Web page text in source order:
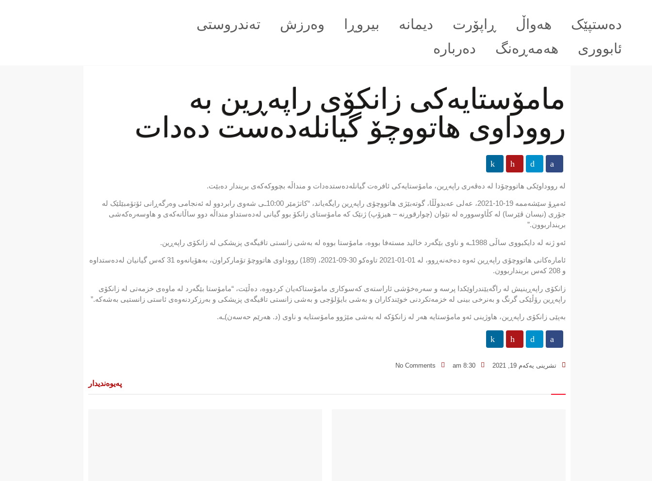
دەستپێک هەواڵ ڕاپۆرت دیمانە بیروڕا وەرزش
تەندروستی
ئابووری
هەمەڕەنگ دەربارە
مامۆستایەکی زانکۆی راپەڕین بە
رووداوی هاتووچۆ گیانلەدەست دەدات
لە رووداوێکی هاتووچۆدا لە دەڤەری راپەڕین، مامۆستایەکی ئافرەت گیانلەدەستدەدات و منداڵە بچووکەکەی بریندار دەبێت.
ئەمڕۆ سێشەممە 19-10-2021، عەلی عەبدوڵڵا، گوتەبێژی هاتووچۆی راپەڕین رایگەیاند، “کاتژمێر 10:00ـی شەوی رابردوو لە ئەنجامی وەرگەڕانی ئۆتۆمبێلێک لە
جۆری (نیسان ڤێرسا) لە کڵاوسوورە لە نێوان (چوارقوڕنە – هیزۆپ) ژنێک کە مامۆستای زانکۆ بوو گیانی لەدەستداو منداڵە دوو ساڵانەکەی و هاوسەرەکەشی
برینداربوون.”
ئەو ژنە لە دایکبووی ساڵی 1988ـە و ناوی بێگەرد خالید مستەفا بووە، مامۆستا بووە لە بەشی زانستی تاقیگەی پزیشکی لە زانکۆی راپەڕین.
ئامارەکانی هاتووچۆی راپەڕین ئەوە دەخەنەڕوو، لە 01-01-2021 تاوەکو 30-09-2021، (189) رووداوی هاتووچۆ تۆمارکراون، بەهۆیانەوە 31 کەس گیانیان لەدەستداوە
و 208 کەس برینداربوون.
زانکۆی راپەڕینیش لە راگەیێندراوێکدا پرسە و سەرەخۆشی ئاراستەی کەسوکاری مامۆستاکەیان کردووە، دەڵێت، “مامۆستا بێگەرد لە ماوەی خزمەتی لە زانکۆی
راپەڕین رۆڵێکی گرنگ و بەنرخی بینی لە خزمەتکردنی خوێندکاران و بەشی بایۆلۆجی و بەشی زانستی تاقیگەی پزیشکی و بەرزکردنەوەی ئاستی زانستیی بەشەکە.”
بەپێی زانکۆی راپەڕین، هاوژینی ئەو مامۆستایە هەر لە زانکۆکە لە بەشی مێژوو مامۆستایە و ناوی (د. هەرێم حەسەن)ـە.
تشرینی یەکەم 19, 2021 8:30 am
No Comments
پەیوەندیدار